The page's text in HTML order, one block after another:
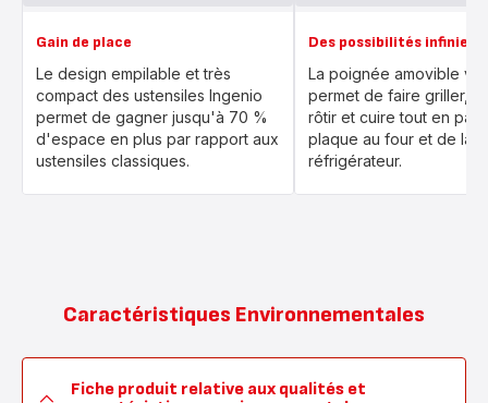
Gain de place
Le design empilable et très
compact des ustensiles Ingenio
permet de gagner jusqu'à 70 %
d'espace en plus par rapport aux
ustensiles classiques.
Des possibilités infinies
La poignée amovible
permet de faire griller,
rôtir et cuire tout en
plaque au four et de la
réfrigérateur.
Caractéristiques Environnementales
Fiche produit relative aux qualités et